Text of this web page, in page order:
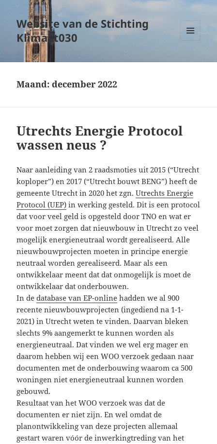
Website van de Stichting
Klimaat030
WIDGETS
Maand:december 2022
Utrechts Energie Protocol
wassen neus ?
Naar aanleiding van 2 raadsmoties uit 2015 (“Utrecht
koploper”) en 2017 (“Utrecht bouwt BENG”) heeft de
gemeente Utrecht in 2020 het zgn.Utrechts Energie
Protocol (UEP) in werking gesteld. Dit is een protocol
dat voor veel geld is opgesteld door TNO en wat er
voor moet zorgen dat nieuwbouw in Utrecht zo veel
mogelijk energieneutraal wordt gerealiseerd. Alle
nieuwbouwprojecten moeten in principe energie
neutraal worden gerealiseerd. Maar als een
ontwikkelaar meent dat dat onmogelijk is moet de
ontwikkelaar dat onderbouwen.
In dedatabase van EP-online hadden we al 900
recente nieuwbouwprojecten (ingediend na 1-1-
2021) in Utrecht weten te vinden. Daarvan bleken
slechts 9% aangemerkt te kunnen worden als
energieneutraal. Dat vinden we wel erg mager en
daarom hebben wij een WOO verzoek gedaan naar
documenten met de onderbouwing waarom ca 500
woningen niet energieneutraal kunnen worden
gebouwd.
Resultaat van het WOO verzoek was dat de
documenten er niet zijn. En wel omdat de
planontwikkeling van deze projecten allemaal
gestart waren vóór de inwerkingtreding van het